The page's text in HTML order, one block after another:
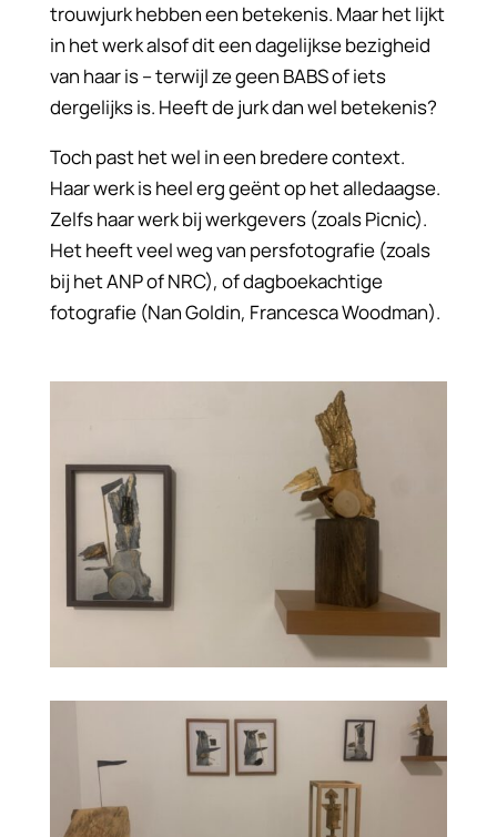
trouwjurk hebben een betekenis. Maar het lijkt
in het werk alsof dit een dagelijkse bezigheid
van haar is – terwijl ze geen BABS of iets
dergelijks is. Heeft de jurk dan wel betekenis?
Toch past het wel in een bredere context.
Haar werk is heel erggeëntop het alledaagse.
Zelfs haar werk bij werkgevers (zoals Picnic).
Het heeft veel weg van persfotografie (zoals
bij het ANP of NRC), of dagboekachtige
fotografie (Nan Goldin, Francesca Woodman).